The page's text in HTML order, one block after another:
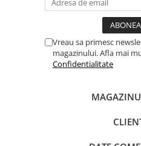
Cabluri audio
Cabluri de instrumente
Cabluri de microfon
Cabluri DMX
Cabluri MIDI si audio digitale
Vreau sa primesc
magazinului. Afla mai
Confidentialitate